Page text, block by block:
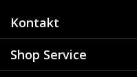
Kontakt
Shop Service